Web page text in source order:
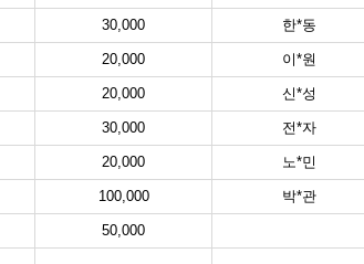
30,000 한*동
20,000 이*원
20,000 신*성
30,000 전*자
20,000 노*민
100,000 박*관
50,000